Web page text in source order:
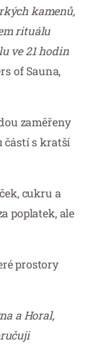
kamenů,
rituálu
ve 21 hodin
of Sauna,
zaměřeny
částí s kratší
cukru a
poplatek, ale
prostory
a Horal,